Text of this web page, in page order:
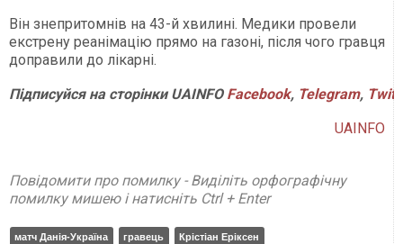
Він знепритомнів на 43-й хвилині. Медики провели
екстрену реанімацію прямо на газоні, після чого гравця
доправили до лікарні.
ПідписуйсянасторінкиUAINFO Facebook, Telegram,
UAINFO
Повідомити про помилку - Виділіть орфографічну
помилку мишею і натисніть Ctrl + Enter
матч Данія-Україна гравець Крістіан Еріксен